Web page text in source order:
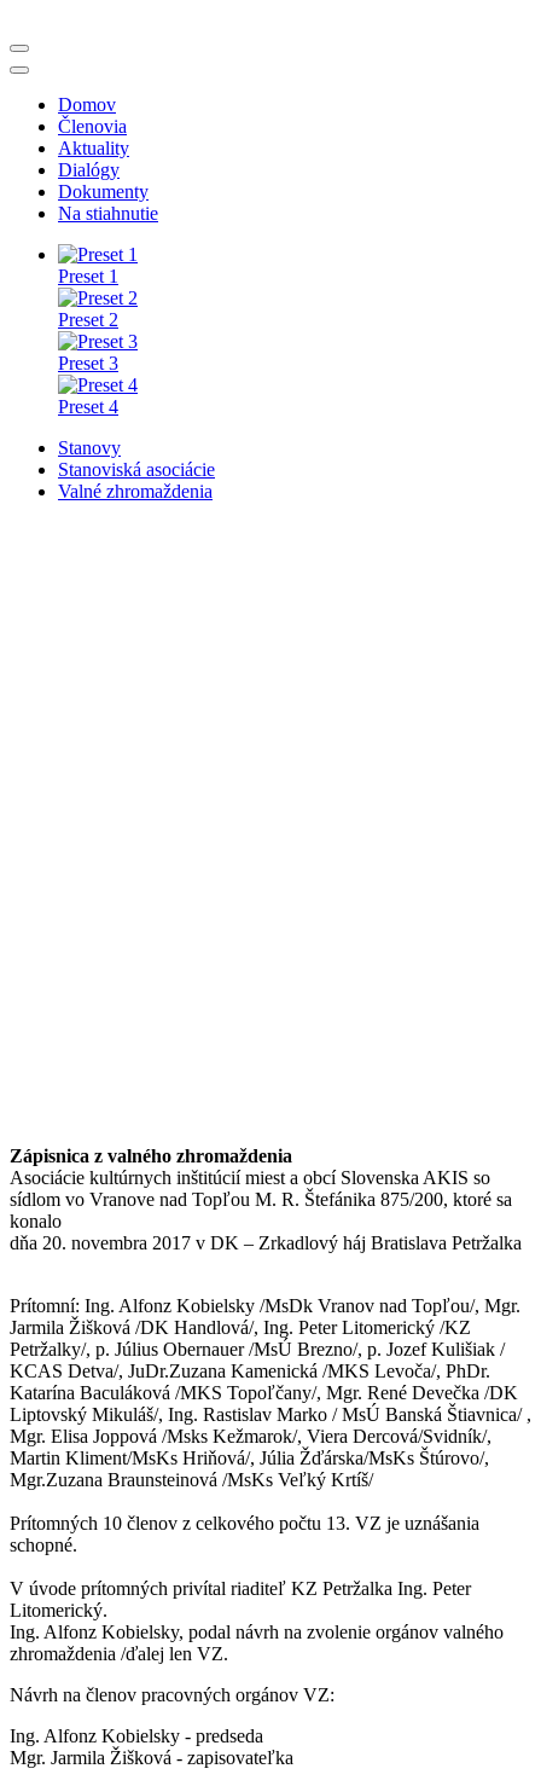
Domov
Členovia
Aktuality
Dialógy
Dokumenty
Na stiahnutie
Preset 1
Preset 2
Preset 3
Preset 4
Stanovy
Stanoviská asociácie
Valné zhromaždenia
Zápisnica z valného zhromaždenia
Asociácie kultúrnych inštitúcií miest a obcí Slovenska AKIS so
sídlom vo Vranove nad Topľou M. R. Štefánika 875/200, ktoré sa
konalo
dňa 20. novembra 2017 v DK – Zrkadlový háj Bratislava Petržalka
Prítomní: Ing. Alfonz Kobielsky /MsDk Vranov nad Topľou/, Mgr.
Jarmila Žišková /DK Handlová/, Ing. Peter Litomerický /KZ
Petržalky/, p. Július Obernauer /MsÚ Brezno/, p. Jozef Kulišiak /
KCAS Detva/, JuDr.Zuzana Kamenická /MKS Levoča/, PhDr.
Katarína Baculáková /MKS Topoľčany/, Mgr. René Devečka /DK
Liptovský Mikuláš/, Ing. Rastislav Marko / MsÚ Banská Štiavnica/ ,
Mgr. Elisa Joppová /Msks Kežmarok/, Viera Dercová/Svidník/,
Martin Kliment/MsKs Hriňová/, Júlia Žďárska/MsKs Štúrovo/,
Mgr.Zuzana Braunsteinová /MsKs Veľký Krtíš/
Prítomných 10 členov z celkového počtu 13. VZ je uznášania
schopné.
V úvode prítomných privítal riaditeľ KZ Petržalka Ing. Peter
Litomerický.
Ing. Alfonz Kobielsky, podal návrh na zvolenie orgánov valného
zhromaždenia /ďalej len VZ.
Návrh na členov pracovných orgánov VZ:
Ing. Alfonz Kobielsky - predseda
Mgr. Jarmila Žišková - zapisovateľka